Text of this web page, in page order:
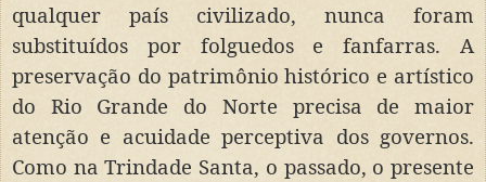
qualquer país civilizado, nunca foram
substituídos por folguedos e fanfarras. A
preservação do patrimônio histórico e artístico
do Rio Grande do Norte precisa de maior
atenção e acuidade perceptiva dos governos.
Como na Trindade Santa, o passado, o presente